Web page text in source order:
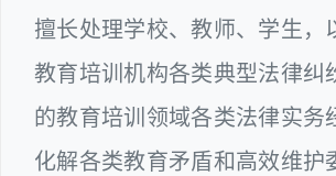
擅长处理学校、教师、学生，
教育培训机构各类典型法律纠
的教育培训领域各类法律实务
化解各类教育矛盾和高效维护